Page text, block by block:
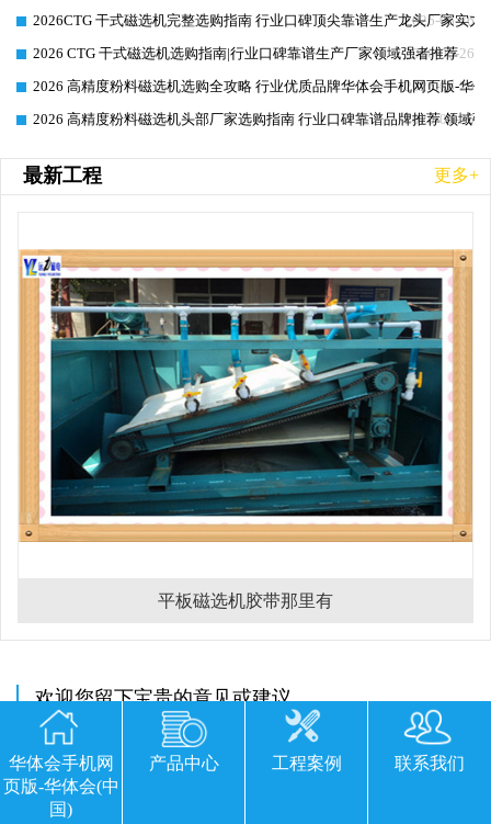
2026-06-26
2026CTG 干式磁选机完整选购指南 行业口碑顶尖靠谱生产龙头厂家实力
2026-06-26
2026 CTG 干式磁选机选购指南|行业口碑靠谱生产厂家领域强者推荐
2026-06-26
2026 高精度粉料磁选机选购全攻略 行业优质品牌华体会手机网页版-华
2026-06-26
2026 高精度粉料磁选机头部厂家选购指南 行业口碑靠谱品牌推荐 领域
最新工程 更多+
平板磁选机胶带那里有
欢迎您留下宝贵的意见或建议
华体会手机网
页版-华体会(中
国)
产品中心 工程案例 联系我们